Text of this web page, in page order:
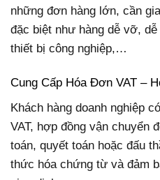
những đơn hàng lớn, cần
đặc biệt như hàng dễ vỡ,
thiết bị công nghiệp,…
Cung Cấp Hóa Đơn VAT –
Khách hàng doanh nghiệp
VAT, hợp đồng vận chuyển
toán, quyết toán hoặc đấu
thức hóa chứng từ và đảm